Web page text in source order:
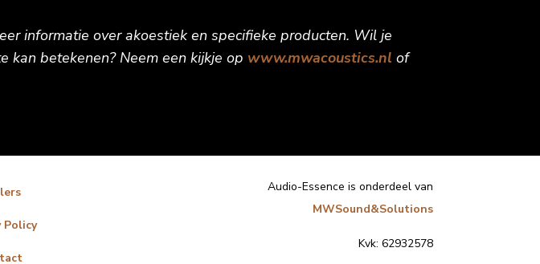
informatie over akoestiek en specifieke producten. Wil je
betekenen? Neem een kijkje op www.mwacoustics.nl of
Policy
Audio-Essence is onderdeel van
MWSound&Solutions
Kvk: 62932578